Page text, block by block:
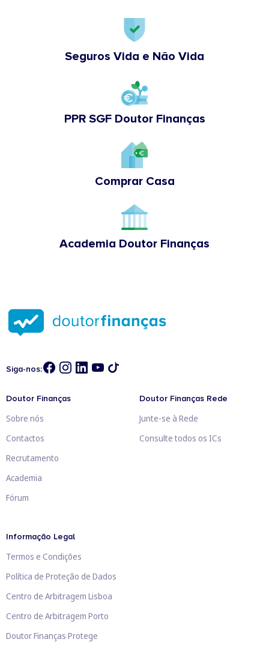
Seguros Vida e Não Vida
PPR SGF Doutor Finanças
Comprar Casa
Academia Doutor Finanças
Siga-nos:
Doutor Finanças
Sobre nós
Contactos
Recrutamento
Academia
Fórum
Doutor Finanças Rede
Junte-se à Rede
Consulte todos os ICs
Informação Legal
Termos e Condições
Política de Proteção de Dados
Centro de Arbitragem Lisboa
Centro de Arbitragem Porto
Doutor Finanças Protege